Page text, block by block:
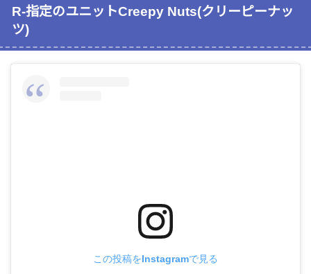
R-指定のユニットCreepy Nuts(クリーピーナッ
ツ)
この投稿をInstagramで見る